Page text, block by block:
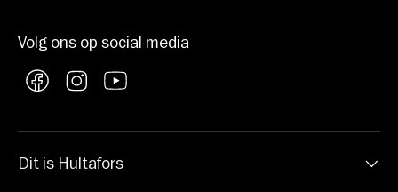
Volg ons op social media
FacebookInstagramYouTube
Dit is Hultafors